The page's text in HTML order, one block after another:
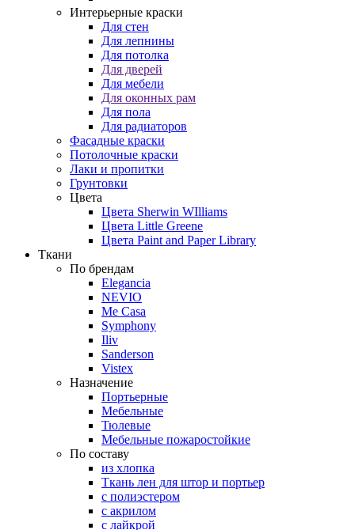
Интерьерные краски
Для стен
Для лепнины
Для потолка
Для дверей
Для мебели
Для оконных рам
Для пола
Для радиаторов
Фасадные краски
Потолочные краски
Лаки и пропитки
Грунтовки
Цвета
Цвета Sherwin WIlliams
Цвета Little Greene
Цвета Paint and Paper Library
Ткани
По брендам
Elegancia
NEVIO
Me Casa
Symphony
Iliv
Sanderson
Vistex
Назначение
Портьерные
Мебельные
Тюлевые
Мебельные пожаростойкие
По составу
из хлопка
Ткань лен для штор и портьер
с полиэстером
с акрилом
с лайкрой